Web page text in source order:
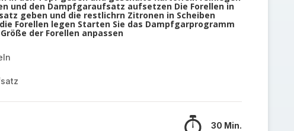
und den Dampfgaraufsatz aufsetzen Die Forellen in
geben und die restlichrn Zitronen in Scheiben
Forellen legen Starten Sie das Dampfgarprogramm
der Forellen anpassen
30 Min.